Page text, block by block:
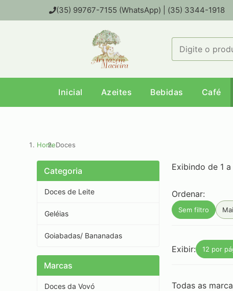
(35) 99767-7155 (WhatsApp) | (35) 3344-1918
Inicial Azeites Bebidas Café
HomeDoces
Categoria
Doces de Leite
Geléias
Goiabadas/ Bananadas
Marcas
Doces da Vovó
Exibindo de 1
Ordenar:
Sem filtro
Exibir: 12 por
Todas as